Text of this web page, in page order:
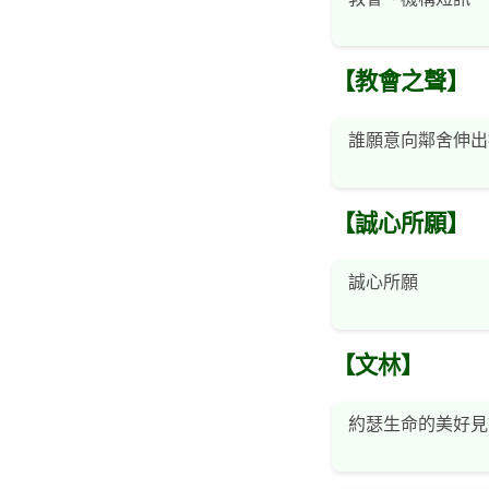
【教會之聲】
誰願意向鄰舍伸
【誠心所願】
誠心所願
【文林】
約瑟生命的美好